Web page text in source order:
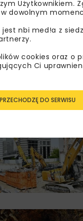
Użytkownikiem.
dowolnym
nbi med!a z
cookies oraz o
Ci
DO SERWISU